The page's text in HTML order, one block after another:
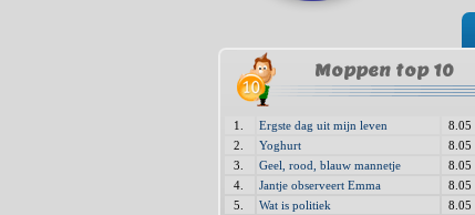
Moppen top 10
1. Ergste dag uit mijn leven
8.05
2.
Yoghurt
8.05
3.
Geel, rood, blauw mannetje
8.05
4.
Jantje observeert Emma
8.05
5.
Wat is politiek
8.05